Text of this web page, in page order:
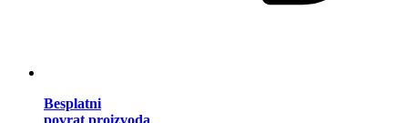
Besplatni
povrat proizvoda